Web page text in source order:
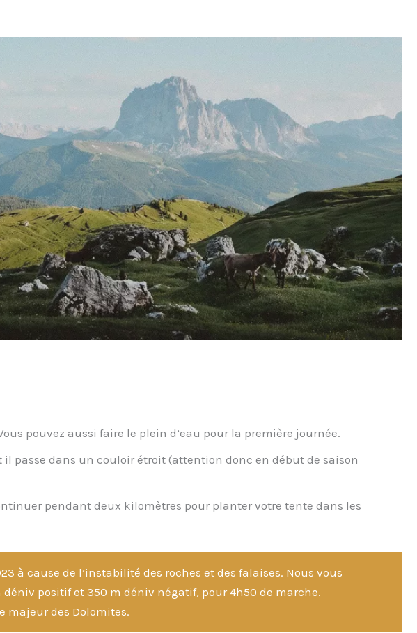
pouvez aussi faire le plein d’eau pour la première journée.
il passe dans un couloir étroit (attention donc en début de saison
pendant deux kilomètres pour planter votre tente dans les
à cause de l’instabilité des roches et des falaises. Nous vous
positif et 350 m déniv négatif, pour 4h50 de marche.
majeur des Dolomites.